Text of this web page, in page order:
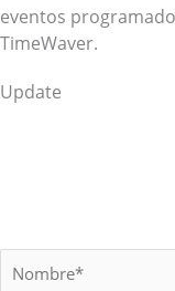
eventos
TimeWaver.
Update